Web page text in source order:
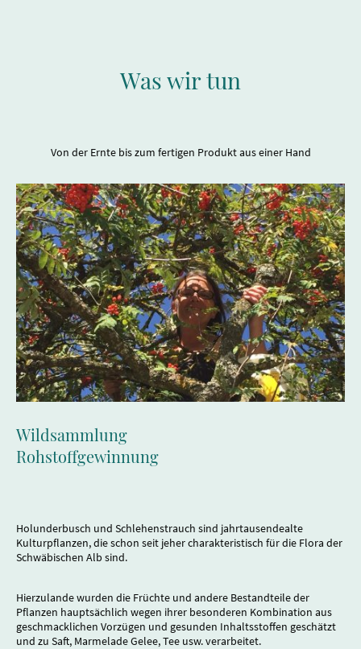
Was wir tun
Von der Ernte bis zum fertigen Produkt aus einer Hand
Wildsammlung
Rohstoffgewinnung
Holunderbusch und Schlehenstrauch sind jahrtausendealte
Kulturpflanzen, die schon seit jeher charakteristisch für die Flora der
Schwäbischen Alb sind.
Hierzulande wurden die Früchte und andere Bestandteile der
Pflanzen hauptsächlich wegen ihrer besonderen Kombination aus
geschmacklichen Vorzügen und gesunden Inhaltsstoffen geschätzt
und zu Saft, Marmelade Gelee, Tee usw. verarbeitet.